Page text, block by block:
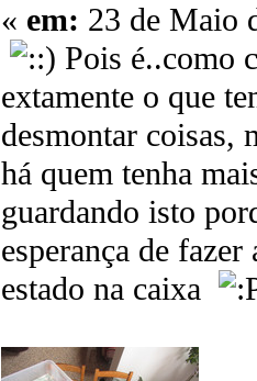
« em: 23 de Maio
Pois é..como
extamente o que
desmontar coisas,
há quem tenha
guardando isto
esperança de
estado na caixa